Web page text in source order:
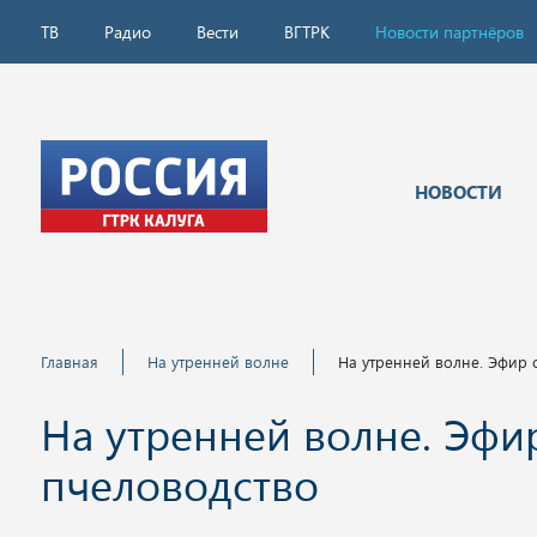
ТВ Радио Вести ВГТРК Новости партнёров
НОВОСТИ
Главная На утренней волне На утренней волне. Эфир
На утренней волне.
пчеловодство